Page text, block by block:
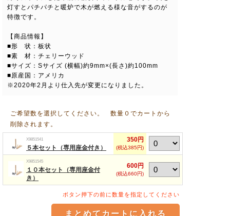
灯すとパチパチと暖炉で木が燃える様な音がするのが
特徴です。
【商品情報】
■形 状：板状
■素 材：チェリーウッド
■サイズ：Sサイズ (横幅)約9mm×(長さ)約100mm
■原産国：アメリカ
※2020年2月より仕入先が変更になりました。
ご希望数を選択してください。 数量０でカートから
削除されます。
X9851541
５本セット（専用座金付き）
350円
(税込385円)
X9851545
１０本セット（専用座金付
き）
600円
(税込660円)
ボタン押下の前に数量を指定してください